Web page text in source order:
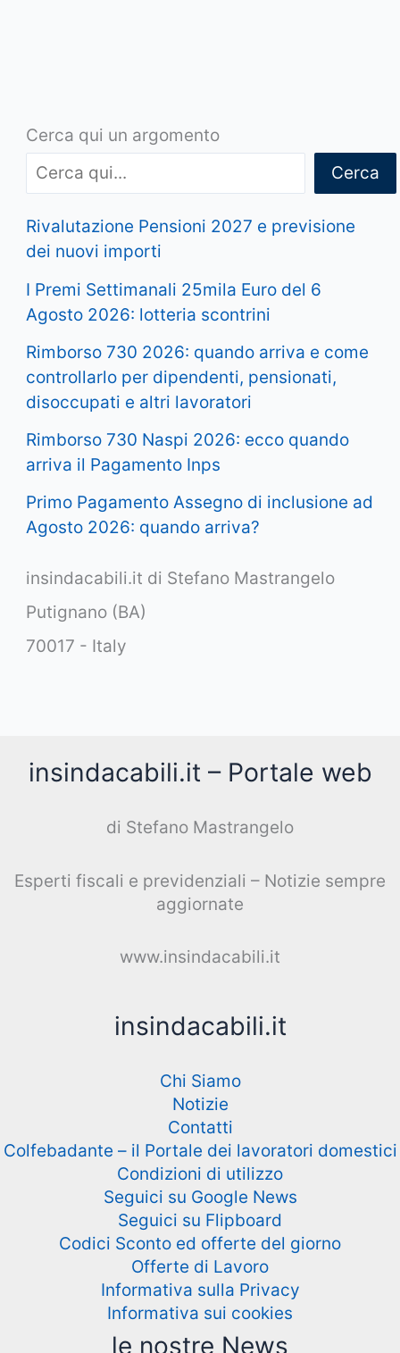
Cerca qui un argomento
Cerca
Rivalutazione Pensioni 2027 e previsione
dei nuovi importi
I Premi Settimanali 25mila Euro del 6
Agosto 2026: lotteria scontrini
Rimborso 730 2026: quando arriva e come
controllarlo per dipendenti, pensionati,
disoccupati e altri lavoratori
Rimborso 730 Naspi 2026: ecco quando
arriva il Pagamento Inps
Primo Pagamento Assegno di inclusione ad
Agosto 2026: quando arriva?
insindacabili.it di Stefano Mastrangelo
Putignano (BA)
70017 - Italy
insindacabili.it – Portale web
di Stefano Mastrangelo
Esperti fiscali e previdenziali – Notizie sempre
aggiornate
www.insindacabili.it
insindacabili.it
Chi Siamo
Notizie
Contatti
Colfebadante – il Portale dei lavoratori domestici
Condizioni di utilizzo
Seguici su Google News
Seguici su Flipboard
Codici Sconto ed offerte del giorno
Offerte di Lavoro
Informativa sulla Privacy
Informativa sui cookies
le nostre News